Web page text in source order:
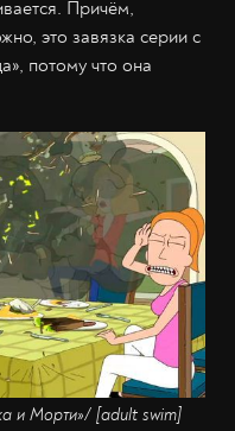
Причём,
это завязка серии с
потому что она
и Морти»/ [adult swim]